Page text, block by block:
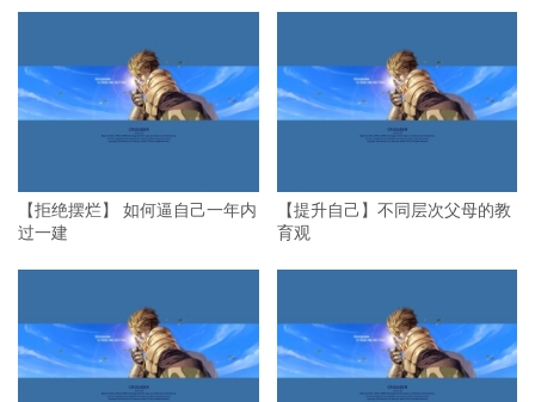
【拒绝摆烂】 如何逼自己一年内
过一建
【提升自己】不同层次父母的教
育观